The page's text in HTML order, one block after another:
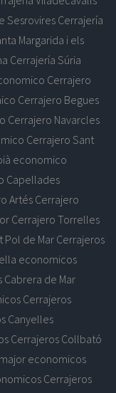
SesroviresCerrajería
Margarida i els
Cerrajería Súria
Cerrajero
Cerrajero Begues
Cerrajero Navarcles
Cerrajero Sant
economico
Capellades
ArtésCerrajero
Cerrajero Torrelles
Pol de Mar Cerrajeros
economicos
Cabrera de Mar
Cerrajeros
Canyelles
Cerrajeros Collbató
economicos
Cerrajeros